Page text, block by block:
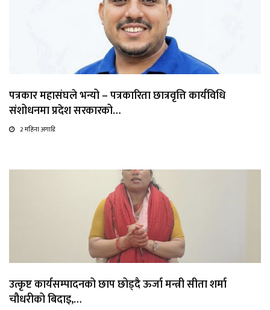
पत्रकार महासंघले भन्यो – पत्रकारिता छात्रवृत्ति कार्यविधि
संशोधनमा प्रदेश सरकारको…
2 महिना अगाडि
उत्कृष्ट कार्यसम्पादनको छाप छोड्दै ऊर्जा मन्त्री सीता शर्मा
चौधरीको बिदाइ,…